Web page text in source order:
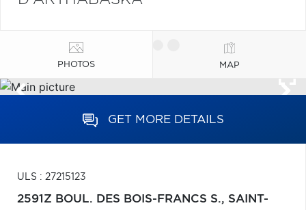
PHOTOS MAP
GET MORE DETAILS
ULS : 27215123
2591Z BOUL. DES BOIS-FRANCS S., SAINT-